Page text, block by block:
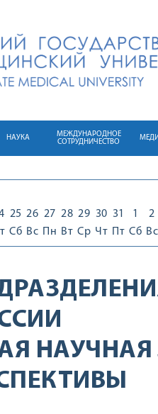
НАУКА
МЕЖДУНАРОДНОЕ
СОТРУДНИЧЕСТВО
25
Сб
26
Вс
27
Пн
28
Вт
29
Ср
30
Чт
31
Пт
1
Сб
2
Вс